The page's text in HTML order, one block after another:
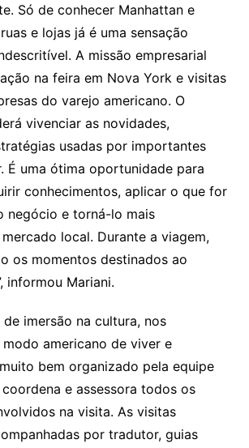
Só de conhecer Manhattan e
e lojas já é uma sensação
A missão empresarial
na feira em Nova York e visitas
do varejo americano. O
vivenciar as novidades,
usadas por importantes
É uma ótima oportunidade para
conhecimentos, aplicar o que for
negócio e torná-lo mais
local. Durante a viagem,
os momentos destinados ao
informou Mariani.
imersão na cultura, nos
americano de viver e
bem organizado pela equipe
e assessora todos os
na visita. As visitas
por tradutor, guias